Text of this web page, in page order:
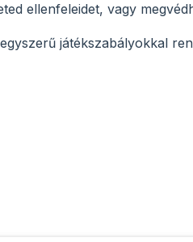
ellenfeleidet, vagy
játékszabályokkal